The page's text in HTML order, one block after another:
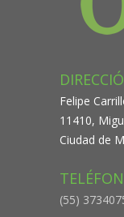
Felipe
11410,
Ciudad de
(55)